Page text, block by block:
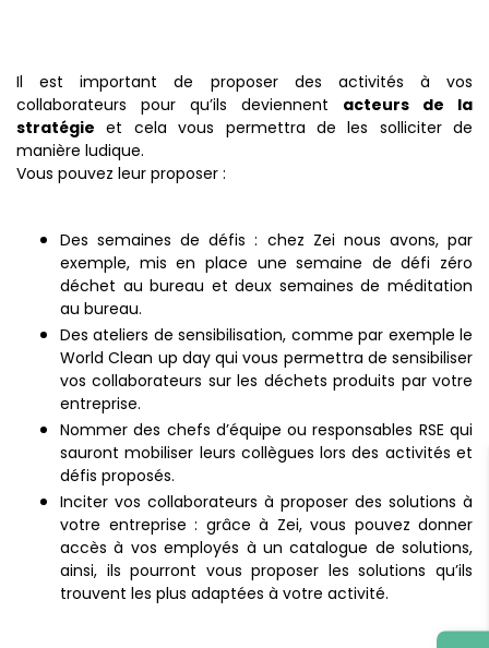
Il est important de proposer des activités à vos
collaborateurs pour qu’ils deviennent acteurs de la
stratégie et cela vous permettra de les solliciter de
manière ludique.
Vous pouvez leur proposer :
Des semaines de défis : chez Zei nous avons, par
exemple, mis en place une semaine de défi zéro
déchet au bureau et deux semaines de méditation
au bureau.
Des ateliers de sensibilisation, comme par exemple le
World Clean up day qui vous permettra de sensibiliser
vos collaborateurs sur les déchets produits par votre
entreprise.
Nommer des chefs d’équipe ou responsables RSE qui
sauront mobiliser leurs collègues lors des activités et
défis proposés.
Inciter vos collaborateurs à proposer des solutions à
votre entreprise : grâce à Zei, vous pouvez donner
accès à vos employés à un catalogue de solutions,
ainsi, ils pourront vous proposer les solutions qu’ils
trouvent les plus adaptées à votre activité.